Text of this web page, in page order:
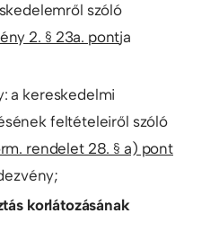
szóló
2. § 23a. pontja
a kereskedelmi
feltételeiről szóló
rendelet 28. § a) pont
korlátozásának